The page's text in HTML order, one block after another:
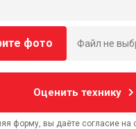
фото Файл не
Оценить технику
форму, вы даёте согласие на